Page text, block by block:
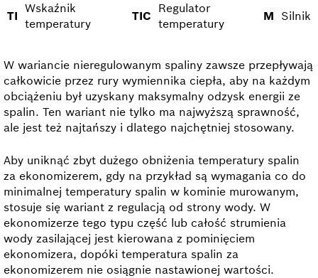
TI
Wskaźnik
temperatury
TIC
Regulator
temperatury
M Silnik
W wariancie nieregulowanym spaliny zawsze przepływają
całkowicie przez rury wymiennika ciepła, aby na każdym
obciążeniu był uzyskany maksymalny odzysk energii ze
spalin. Ten wariant nie tylko ma najwyższą sprawność,
ale jest też najtańszy i dlatego najchętniej stosowany.
Aby uniknąć zbyt dużego obniżenia temperatury spalin
za ekonomizerem, gdy na przykład są wymagania co do
minimalnej temperatury spalin w kominie murowanym,
stosuje się wariant z regulacją od strony wody. W
ekonomizerze tego typu część lub całość strumienia
wody zasilającej jest kierowana z pominięciem
ekonomizera, dopóki temperatura spalin za
ekonomizerem nie osiągnie nastawionej wartości.